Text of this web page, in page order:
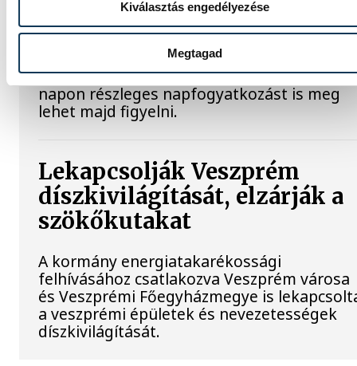
Kiválasztás engedélyezése
Megtagad
Az év legsűrűbb csillagászati napján,
augusztus 12-én éjjel tetőzik majd a
Perseidák hullócsillagraj, de ugyanezen a
napon részleges napfogyatkozást is meg
lehet majd figyelni.
Lekapcsolják Veszprém
díszkivilágítását, elzárják a
szökőkutakat
A kormány energiatakarékossági
felhívásához csatlakozva Veszprém városa
és Veszprémi Főegyházmegye is
a veszprémi épületek és nevezetességek
díszkivilágítását.